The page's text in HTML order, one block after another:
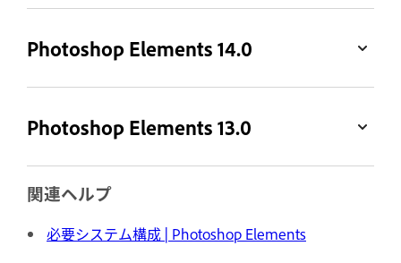
Photoshop Elements 14.0
Photoshop Elements 13.0
関連ヘルプ
必要システム構成 | Photoshop Elements